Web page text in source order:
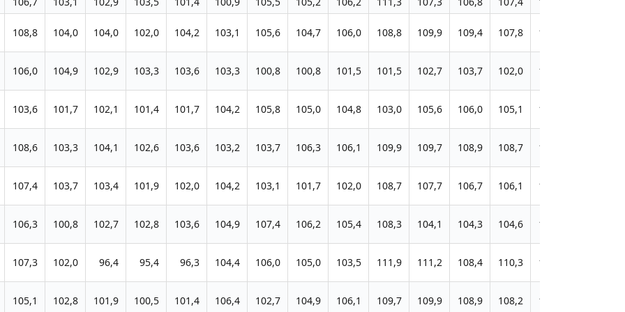
108,8 104,0 104,0 102,0 104,2 103,1 105,6 104,7 106,0 108,8 109,9 109,4 107,8 104,2
106,0 104,9 102,9 103,3 103,6 103,3 100,8 100,8 101,5 101,5 102,7 103,7 102,0 100,4
103,6 101,7 102,1 101,4 101,7 104,2 105,8 105,0 104,8 103,0 105,6 106,0 105,1 110,2
108,6 103,3 104,1 102,6 103,6 103,2 103,7 106,3 106,1 109,9 109,7 108,9 108,7 108,4
107,4 103,7 103,4 101,9 102,0 104,2 103,1 101,7 102,0 108,7 107,7 106,7 106,1 102,5
106,3 100,8 102,7 102,8 103,6 104,9 107,4 106,2 105,4 108,3 104,1 104,3 104,6 104,7
107,3 102,0 96,4 95,4 96,3 104,4 106,0 105,0 103,5 111,9 111,2 108,4 110,3 104,0
105,1 102,8 101,9 100,5 101,4 106,4 102,7 104,9 106,1 109,7 109,9 108,9 108,2 105,8